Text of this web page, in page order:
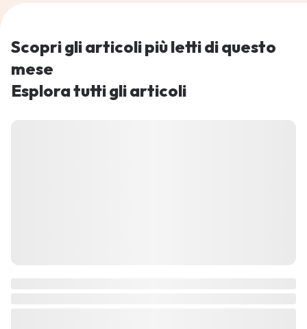
Scopri gli articoli più letti di questo
mese
Esplora tutti gli articoli